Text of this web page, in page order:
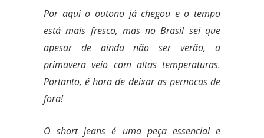
Por aqui o outono já chegou e o tempo
está mais fresco, mas no Brasil sei que
apesar de ainda não ser verão, a
primavera veio com altas temperaturas.
Portanto, é hora de deixar as pernocas de
fora!
O short jeansé uma peça essencial e